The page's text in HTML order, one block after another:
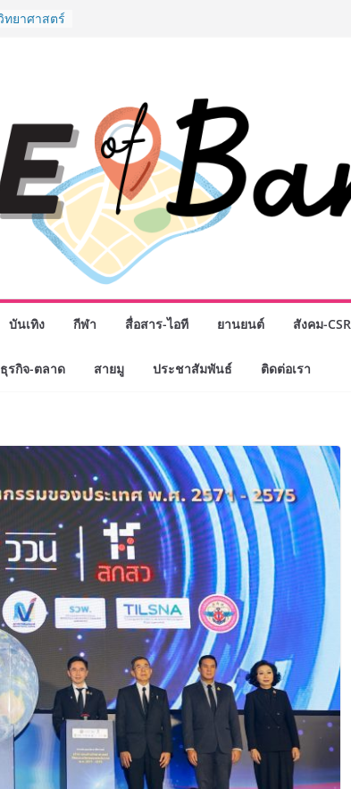
ทยาศาสตร์
พลิก
อนการใช้
แกร่งของ
งสุดในรอบ
ง Green
ท่องเที่ยว
Thailand
ยก
เชิง
และสังฆ
บันเทิง กีฬา สื่อสาร-ไอที ยานยนต์ สังคม-CSR
ธุรกิจ-ตลาด สายมู ประชาสัมพันธ์ ติดต่อเรา